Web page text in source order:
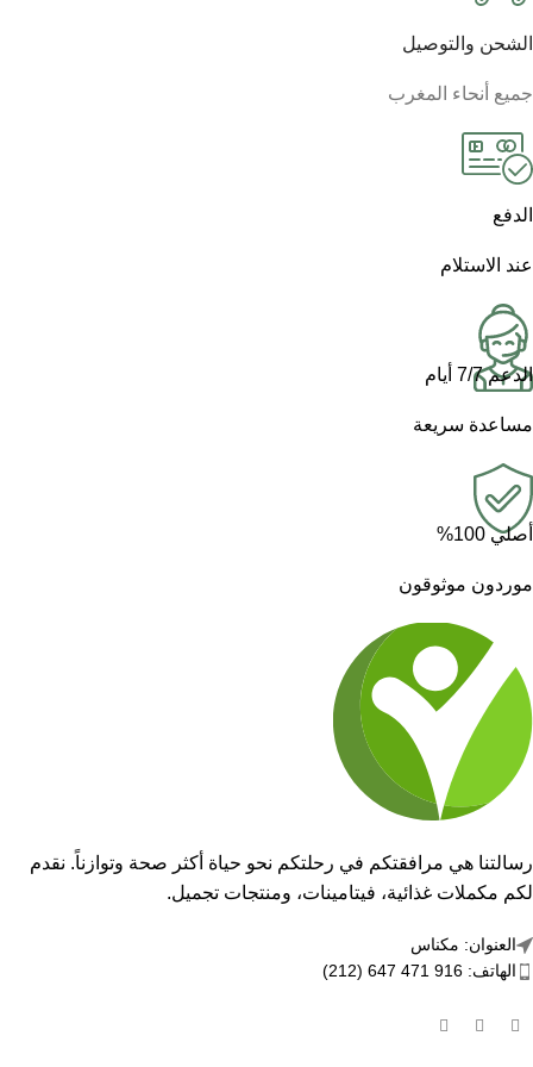
الشحن والتوصيل
جميع أنحاء المغرب
الدفع
عند الاستلام
الدعم 7/7 أيام
مساعدة سريعة
أصلي 100%
موردون موثوقون
رسالتنا هي مرافقتكم في رحلتكم نحو حياة أكثر صحة وتوازناً. نقدم
لكم مكملات غذائية، فيتامينات، ومنتجات تجميل.
العنوان: مكناس
الهاتف: 916 471 647 (212)